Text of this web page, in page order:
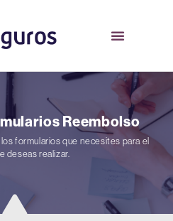
Reembolso
formularios que necesites para el
deseas realizar.